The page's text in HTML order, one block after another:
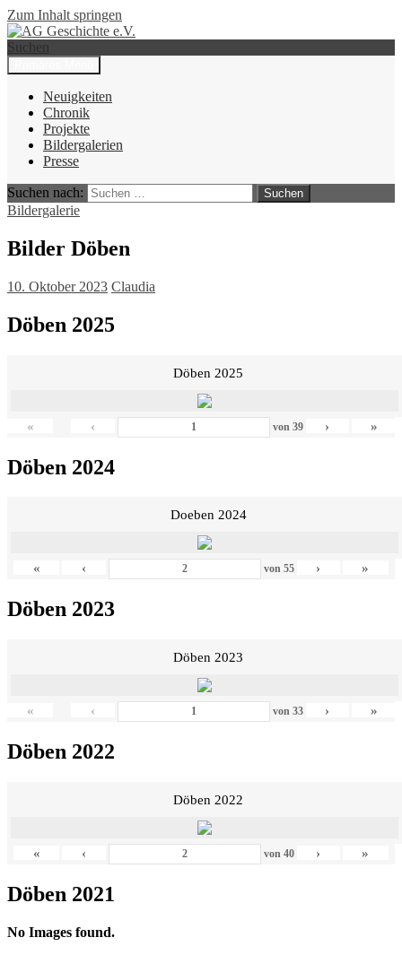
Zum Inhalt springen
AG Geschichte e.V.
Suchen
Neuigkeiten
Chronik
Projekte
Bildergalerien
Presse
Suchen nach:
Bildergalerie
Bilder Döben
10. Oktober 2023 Claudia
Döben 2025
Döben 2025
« ‹ von 39 › »
Döben 2024
Doeben 2024
« ‹ von 55 › »
Döben 2023
Döben 2023
« ‹ von 33 › »
Döben 2022
Döben 2022
« ‹ von 40 › »
Döben 2021
No Images found.